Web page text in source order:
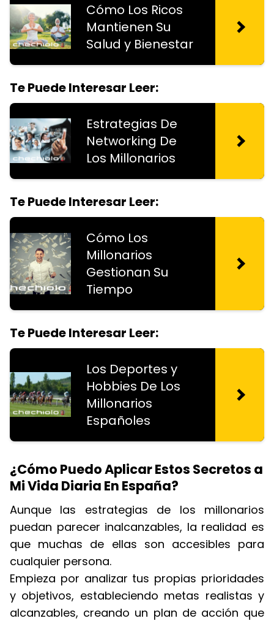
Cómo Los Ricos
Mantienen Su
Salud y Bienestar
Te Puede Interesar Leer:
Estrategias De
Networking De
Los Millonarios
Te Puede Interesar Leer:
Cómo Los
Millonarios
Gestionan Su
Tiempo
Te Puede Interesar Leer:
Los Deportes y
Hobbies De Los
Millonarios
Españoles
¿Cómo Puedo Aplicar Estos Secretos a
Mi Vida Diaria En España?
Aunque las estrategias de los millonarios
puedan parecer inalcanzables, la realidad es
que muchas de ellas son accesibles para
cualquier persona.
Empieza por analizar tus propias prioridades
y objetivos, estableciendo metas realistas y
alcanzables, creando un plan de acción que